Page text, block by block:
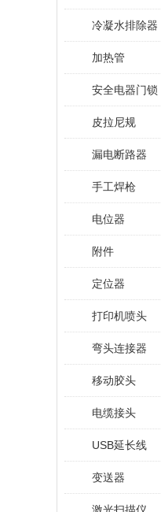
冷凝水排除器
加热管
安全电器门锁
皮拉尼规
漏电断路器
手工焊枪
电位器
附件
定位器
打印机喷头
弯头连接器
移动胶头
电缆接头
USB延长线
变送器